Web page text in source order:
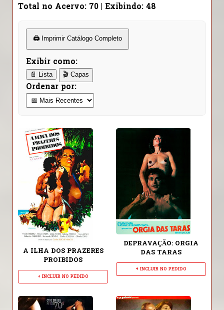
Total no Acervo: 70 | Exibindo: 48
🖨️ Imprimir Catálogo Completo
Exibir como:
📄 Lista 🎬 Capas
Ordenar por:
A ILHA DOS PRAZERES
PROIBIDOS
+ INCLUIR NO PEDIDO
DEPRAVAÇÃO: ORGIA
DAS TARAS
+ INCLUIR NO PEDIDO